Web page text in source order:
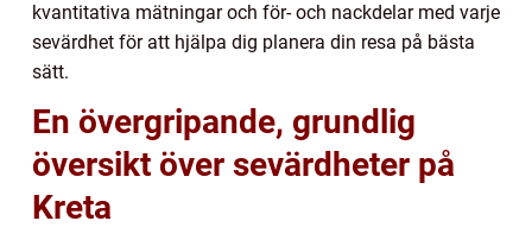
kvantitativa mätningar och för- och nackdelar med varje
sevärdhet för att hjälpa dig planera din resa på bästa
sätt.
En övergripande, grundlig
översikt över sevärdheter på
Kreta